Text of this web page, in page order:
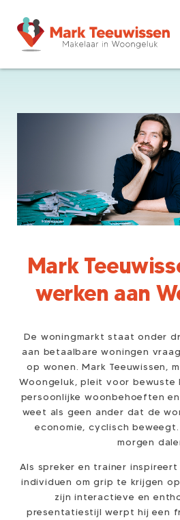
Mark
werken aan
De woningmarkt staat onder
aan betaalbare woningen
op wonen. Mark Teeuwissen,
Woongeluk, pleit voor bewuste
persoonlijke woonbehoeften
weet als geen ander dat de
economie, cyclisch
morgen
Als spreker en trainer
individuen om grip te krijgen
zijn interactieve en
presentatiestijl werpt hij een